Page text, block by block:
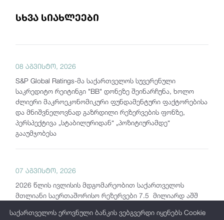
სხვა სიახლეები
08 აგვისტო, 2026
S&P Global Ratings-მა საქართველოს სუვერენული
საკრედიტო რეიტინგი "BB" დონეზე შეინარჩუნა, ხოლო
ძლიერი მაკროეკონომიკური ფუნდამენტური ფაქტორებისა
და მნიშვნელოვნად გაზრდილი რეზერვების ფონზე,
პერსპექტივა „სტაბილურიდან“ „პოზიტიურამდე“
გააუმჯობესა
07 აგვისტო, 2026
2026 წლის ივლისის მდგომარეობით საქართველოს
მთლიანი საერთაშორისო რეზერვები 7.5 მილიარდ აშშ
საქართველოს ეროვნული ბანკის ვებგვერდი იყენებს Cookie